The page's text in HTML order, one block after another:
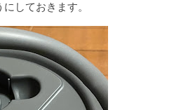
しておきます。